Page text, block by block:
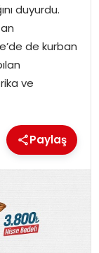
duyurdu.
de kurban
ve
Paylaş